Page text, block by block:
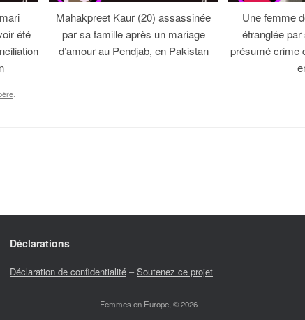
été
Mahakpreet Kaur (20) assassinée
par sa famille après un mariage
d’amour au Pendjab, en Pakistan
Une femme
étranglée
présumé crime
Déclarations
Déclaration de confidentialité–Soutenez ce projet
Femmes en Europe, © 2026